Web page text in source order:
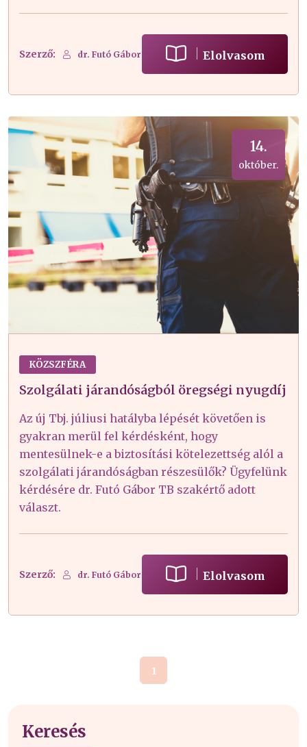
Szerző: dr. Futó Gábor Elolvasom
14.
október.
KÖZSZFÉRA
Szolgálati járandóságból öregségi nyugdíj
Az új Tbj. júliusi hatályba lépését követően is
gyakran merül fel kérdésként, hogy
mentesülnek-e a biztosítási kötelezettség alól a
szolgálati járandóságban részesülők? Ügyfelünk
kérdésére dr. Futó Gábor TB szakértő adott
választ.
Szerző: dr. Futó Gábor Elolvasom
1
Keresés